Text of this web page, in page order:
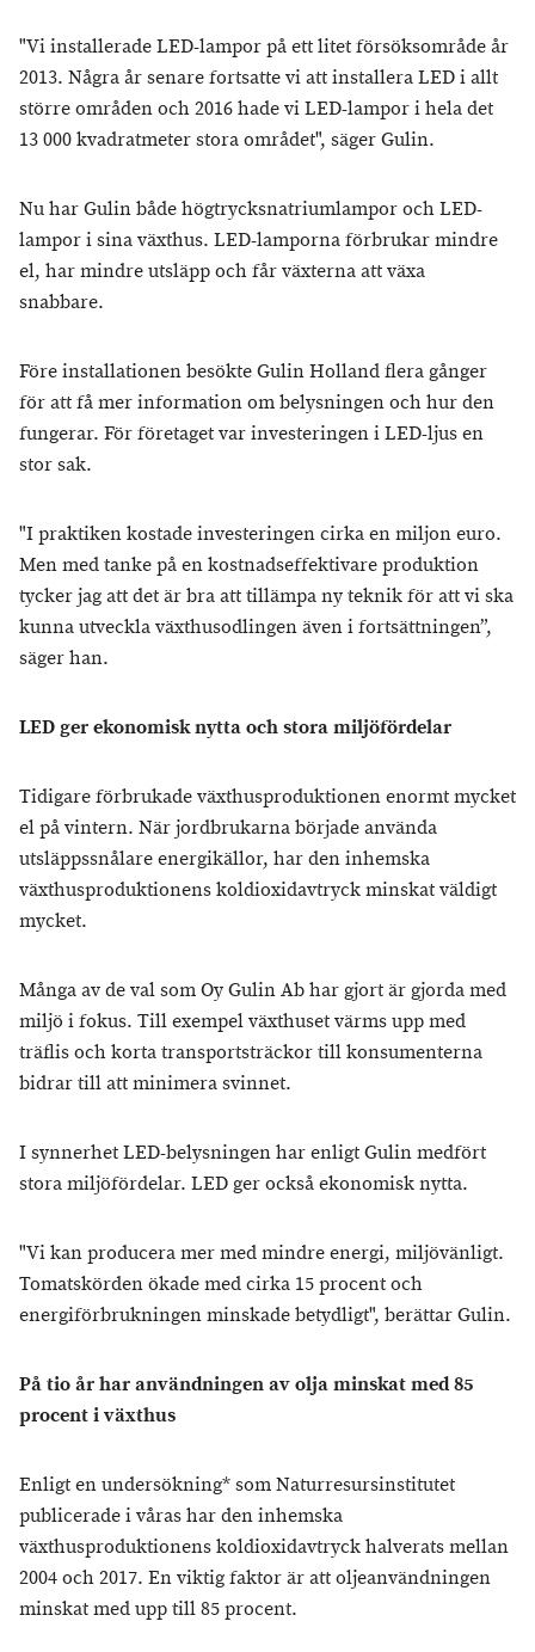
"Vi installerade LED-lampor på ett litet försöksområde år
2013. Några år senare fortsatte vi att installera LED i allt
större områden och 2016 hade vi LED-lampor i hela det
13 000 kvadratmeter stora området", säger Gulin.
Nu har Gulin både högtrycksnatriumlampor och LED-
lampor i sina växthus. LED-lamporna förbrukar mindre
el, har mindre utsläpp och får växterna att växa
snabbare.
Före installationen besökte Gulin Holland flera gånger
för att få mer information om belysningen och hur den
fungerar. För företaget var investeringen i LED-ljus en
stor sak.
"I praktiken kostade investeringen cirka en miljon euro.
Men med tanke på en kostnadseffektivare produktion
tycker jag att det är bra att tillämpa ny teknik för att vi ska
kunna utveckla växthusodlingen även i fortsättningen”,
säger han.
LED ger ekonomisk nytta och stora miljöfördelar
Tidigare förbrukade växthusproduktionen enormt mycket
el på vintern. När jordbrukarna började använda
utsläppssnålare energikällor, har den inhemska
växthusproduktionens koldioxidavtryck minskat väldigt
mycket.
Många av de val som Oy Gulin Ab har gjort är gjorda med
miljö i fokus. Till exempel växthuset värms upp med
träflis och korta transportsträckor till konsumenterna
bidrar till att minimera svinnet.
I synnerhet LED-belysningen har enligt Gulin medfört
stora miljöfördelar. LED ger också ekonomisk nytta.
"Vi kan producera mer med mindre energi, miljövänligt.
Tomatskörden ökade med cirka 15 procent och
energiförbrukningen minskade betydligt", berättar Gulin.
På tio år har användningen av olja minskat med 85
procent i växthus
Enligt en undersökning* som Naturresursinstitutet
publicerade i våras har den inhemska
växthusproduktionens koldioxidavtryck halverats mellan
2004 och 2017. En viktig faktor är att oljeanvändningen
minskat med upp till 85 procent.